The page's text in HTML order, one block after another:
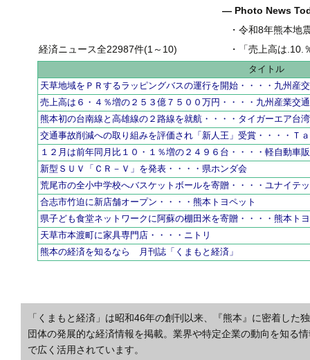
― Photo News
・令和8年熊本地
・
「売上高は.10.％増の
経済ニュース全22987件(1～10)
タイトル
天草地域をＰＲするラッピングバスの運行を開始・・・・九州産
売上高は６・４％増の２５３億７５００万円・・・・九州産業交
熊本初の台南線と高雄線の２路線を就航・・・・タイガーエア台湾
交通事故削減への取り組みを評価され「新人王」受賞・・・・Ｔ
１２月は前年同月比１０・１％増の２４９６台・・・・軽自動車
新型ＳＵＶ「ＣＲ－Ｖ」を発表・・・・県ホンダ会
荒尾市の全小中学校へバスケットボールを寄贈・・・・ユナイテ
合志市竹迫に新店舗オープン・・・・熊本トヨペット
県子ども食堂ネットワークに阿蘇の棚田米を寄贈・・・・熊本ト
天草市本渡町に家具専門店・・・・ニトリ
熊本の経済を知るなら 月刊誌「くまもと経済」
「くまもと経済」は昭和46年の創刊以来、『熊本』に密着し
団体の発展的な経済情報を掲載。業界や特定企業の動向を知る
で広く活用されています。